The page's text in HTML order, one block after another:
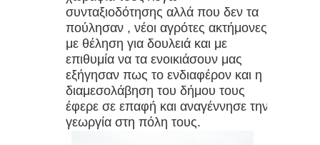
Ερημίτες της ψηφιακής εποχής
Τι είναι τα microgreens και πώς να
τα καλλιεργήσετε
Greenwashing : Είναι όλα τα
συνταξιοδότησης αλλά που δεν τα
πούλησαν , νέοι αγρότες ακτήμονες
με θέληση για δουλειά και με
επιθυμία να τα ενοικιάσουν μας
εξήγησαν πως το ενδιαφέρον και η
διαμεσολάβηση του δήμου τους
έφερε σε επαφή και αναγέννησε την
γεωργία στη πόλη τους.